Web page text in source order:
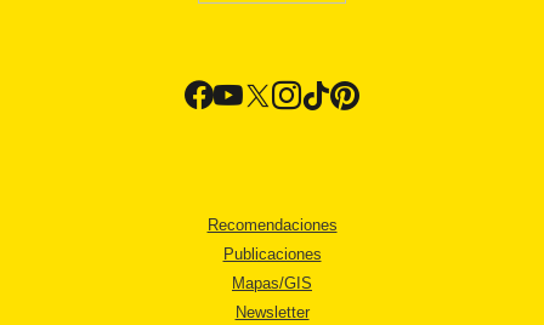
Recomendaciones
Publicaciones
Mapas/GIS
Newsletter